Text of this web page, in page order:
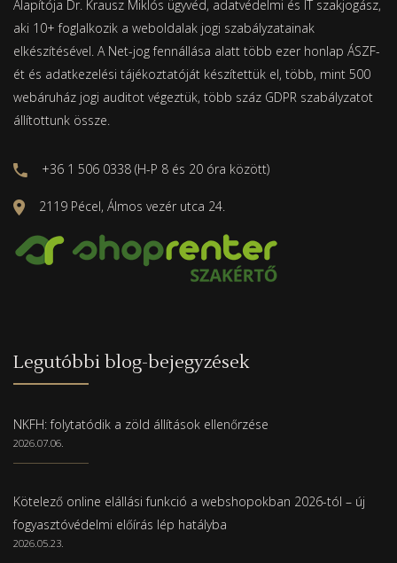
Alapítója Dr. Krausz Miklós ügyvéd, adatvédelmi és IT szakjogász,
aki 10+ foglalkozik a weboldalak jogi szabályzatainak
elkészítésével. A Net-jog fennállása alatt több ezer honlap ÁSZF-
ét és adatkezelési tájékoztatóját készítettük el, több, mint 500
webáruház jogi auditot végeztük, több száz GDPR szabályzatot
állítottunk össze.
+36 1 506 0338 (H-P 8 és 20 óra között)
2119 Pécel, Álmos vezér utca 24.
Legutóbbi blog-bejegyzések
NKFH: folytatódik a zöld állítások ellenőrzése
2026.07.06.
Kötelező online elállási funkció a webshopokban 2026-tól – új
fogyasztóvédelmi előírás lép hatályba
2026.05.23.